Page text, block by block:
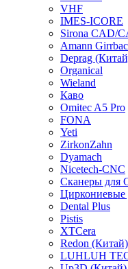
VHF
IMES-ICORE
Sirona CAD/
Amann
Deprag
Organical
Wieland
Каво
Omitec A5 Pro
FONA
Yeti
ZirkonZahn
Dyamach
Nicetech-CNC
Сканеры для
Циркониевые
Dental Plus
Pistis
XTCera
Redon (Китай)
LUHLUH